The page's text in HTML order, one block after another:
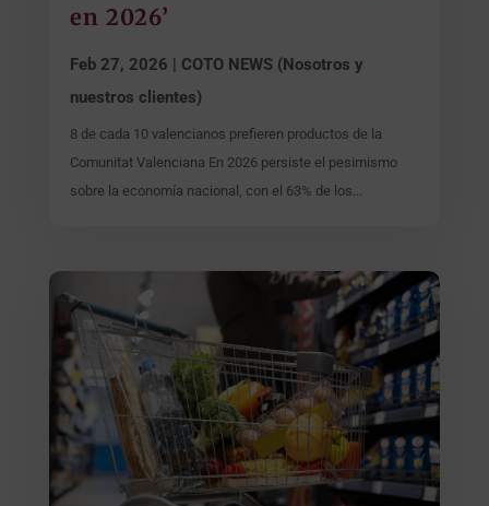
en 2026’
Feb 27, 2026 | COTO NEWS (Nosotros y
nuestros clientes)
8 de cada 10 valencianos prefieren productos de la
Comunitat Valenciana En 2026 persiste el pesimismo
sobre la economía nacional, con el 63% de los...